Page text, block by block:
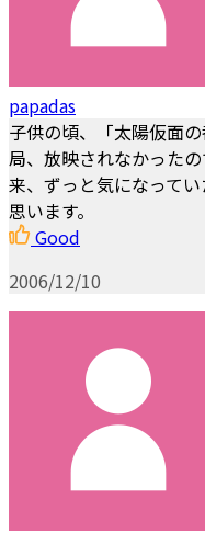
papadas
子供の頃、「太陽仮面
局、放映されなかった
来、ずっと気になって
思います。
Good
2006/12/10